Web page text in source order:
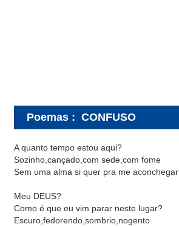
Poemas : CONFUSO
A quanto tempo estou aqui?
Sozinho,cançado,com sede,com fome
Sem uma alma si quer pra me aconchegar
Meu DEUS?
Como é que eu vim parar neste lugar?
Escuro,fedorendo,sombrio,nogento